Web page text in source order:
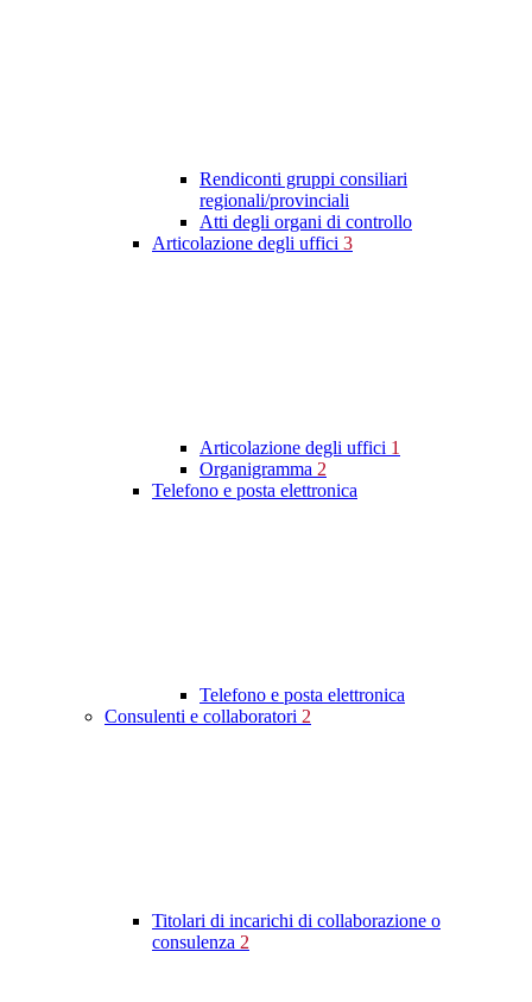
Rendiconti gruppi consiliari
regionali/provinciali
Atti degli organi di controllo
Articolazione degli uffici 3
Articolazione degli uffici 1
Organigramma 2
Telefono e posta elettronica
Telefono e posta elettronica
Consulenti e collaboratori 2
Titolari di incarichi di collaborazione o
consulenza 2